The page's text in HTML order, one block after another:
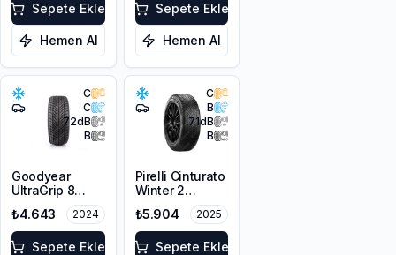
Sepete Ekle
Hemen Al
Sepete Ekle
Hemen Al
C
C
72dB
B
Goodyear
UltraGrip 8
Performance
215/50R17 95V
XL M+S FP
₺4.643 2024
Sepete Ekle
C
B
71dB
B
Pirelli Cinturato
Winter 2
205/55R17 95H
XL M+S 3PMSF
₺5.904 2025
Sepete Ekle